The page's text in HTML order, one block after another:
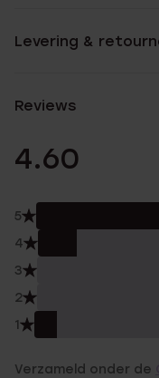
Levering &
Reviews
4.60
5
4
3
2
1
Verzameld onder de